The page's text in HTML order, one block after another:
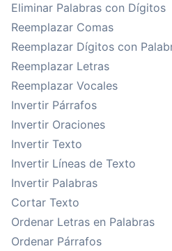
Eliminar Palabras con Dígitos
Reemplazar Comas
Reemplazar Dígitos con
Reemplazar Letras
Reemplazar Vocales
Invertir Párrafos
Invertir Oraciones
Invertir Texto
Invertir Líneas de Texto
Invertir Palabras
Cortar Texto
Ordenar Letras en Palabras
Ordenar Párrafos